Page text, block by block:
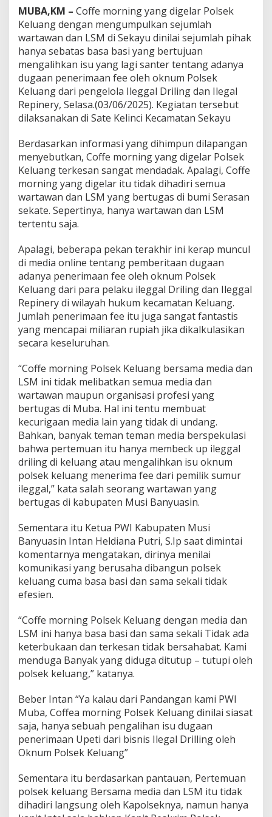
o
r
n
i
n
g
K
a
o
l
e
k
e
l
u
a
n
K
e
t
u
a
P
W
I
M
a
:
C
o
f
f
e
a
M
o
r
n
i
g
I
t
u
H
a
B
a
s
a
B
MUBA,KM – Coffe morning yang digelar Polsek
Keluang dengan mengumpulkan sejumlah
wartawan dan LSM di Sekayu dinilai sejumlah pihak
hanya sebatas basa basi yang bertujuan
mengalihkan isu yang lagi santer tentang adanya
dugaan penerimaan fee oleh oknum Polsek
Keluang dari pengelola Ileggal Driling dan Ilegal
Repinery, Selasa.(03/06/2025). Kegiatan tersebut
dilaksanakan di Sate Kelinci Kecamatan Sekayu
Berdasarkan informasi yang dihimpun dilapangan
menyebutkan, Coffe morning yang digelar Polsek
Keluang terkesan sangat mendadak. Apalagi, Coffe
morning yang digelar itu tidak dihadiri semua
wartawan dan LSM yang bertugas di bumi Serasan
sekate. Sepertinya, hanya wartawan dan LSM
tertentu saja.
Apalagi, beberapa pekan terakhir ini kerap muncul
di media online tentang pemberitaan dugaan
adanya penerimaan fee oleh oknum Polsek
Keluang dari para pelaku ileggal Driling dan Ileggal
Repinery di wilayah hukum kecamatan Keluang.
Jumlah penerimaan fee itu juga sangat fantastis
yang mencapai miliaran rupiah jika dikalkulasikan
secara keseluruhan.
“Coffe morning Polsek Keluang bersama media dan
LSM ini tidak melibatkan semua media dan
wartawan maupun organisasi profesi yang
bertugas di Muba. Hal ini tentu membuat
kecurigaan media lain yang tidak di undang.
Bahkan, banyak teman teman media berspekulasi
bahwa pertemuan itu hanya membeck up ileggal
driling di keluang atau mengalihkan isu oknum
polsek keluang menerima fee dari pemilik sumur
ileggal,” kata salah seorang wartawan yang
bertugas di kabupaten Musi Banyuasin.
Sementara itu Ketua PWI Kabupaten Musi
Banyuasin Intan Heldiana Putri, S.Ip saat dimintai
komentarnya mengatakan, dirinya menilai
komunikasi yang berusaha dibangun polsek
keluang cuma basa basi dan sama sekali tidak
efesien.
“Coffe morning Polsek Keluang dengan media dan
LSM ini hanya basa basi dan sama sekali Tidak ada
keterbukaan dan terkesan tidak bersahabat. Kami
menduga Banyak yang diduga ditutup – tutupi oleh
polsek keluang,” katanya.
Beber Intan “Ya kalau dari Pandangan kami PWI
Muba, Coffea morning Polsek Keluang dinilai siasat
saja, hanya sebuah pengalihan isu dugaan
penerimaan Upeti dari bisnis Ilegal Drilling oleh
Oknum Polsek Keluang”
Sementara itu berdasarkan pantauan, Pertemuan
polsek keluang Bersama media dan LSM itu tidak
dihadiri langsung oleh Kapolseknya, namun hanya